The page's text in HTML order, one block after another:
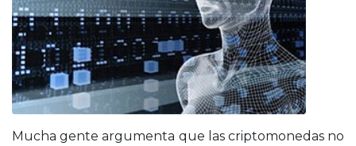
Mucha gente argumenta que las criptomonedas no